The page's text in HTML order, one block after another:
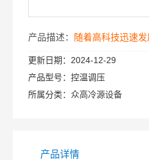
产品描述： 随着高科技迅速
备原有的空冷自然散热方式，
热。特别是新能源汽车中电驱
CPU等设备均已采用水冷系
更新日期： 2024-12-29
产品型号：控温调压
所属分类： 众高冷源设备
产品详情